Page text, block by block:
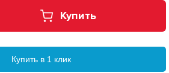
Купить
Купить в 1 клик